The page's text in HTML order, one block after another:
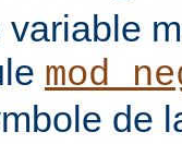
variable
de